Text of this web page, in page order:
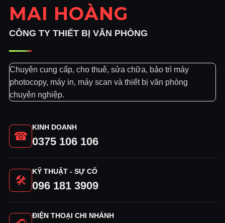
Hỗ trợ kỹ thuật 2h:
Chất lượng cam kết:
thuê máy photocopy Long An
MAI HOÀNG
CÔNG TY THIẾT BỊ VĂN PHÒNG
Chuyên cung cấp, cho thuê, sửa chữa, bảo trì máy
photocopy, máy in, máy scan và thiết bị văn phòng
chuyên nghiệp.
☎
KINH DOANH
0375 106 106
🛠
KỸ THUẬT - SỰ CỐ
096 181 3909
ĐIỆN THOẠI CHI NHÁNH